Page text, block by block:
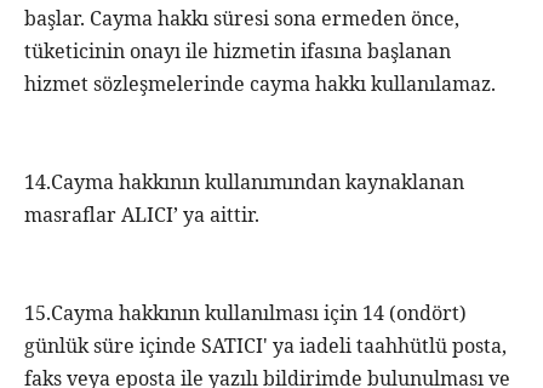
başlar. Cayma hakkı süresi sona ermeden önce,
tüketicinin onayı ile hizmetin ifasına başlanan
hizmet sözleşmelerinde cayma hakkı kullanılamaz.
14.Cayma hakkının kullanımından kaynaklanan
masraflar ALICI’ ya aittir.
15.Cayma hakkının kullanılması için 14 (ondört)
günlük süre içinde SATICI' ya iadeli taahhütlü posta,
faks veya eposta ile yazılı bildirimde bulunulması ve